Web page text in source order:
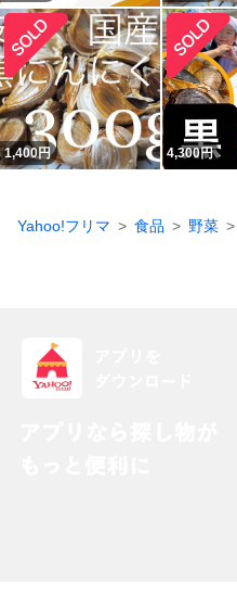
1,400円 4,300円
Yahoo!フリマ 食品 野菜